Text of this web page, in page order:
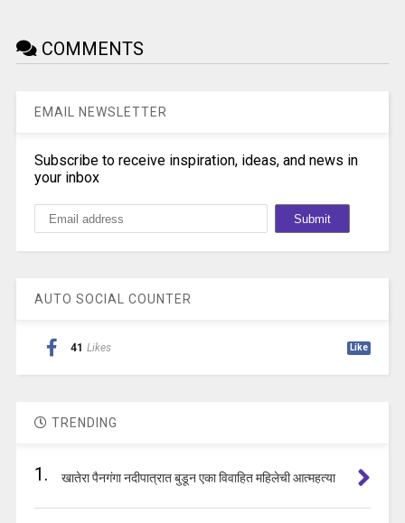
COMMENTS
EMAIL NEWSLETTER
Subscribe to receive inspiration, ideas, and news in
your inbox
AUTO SOCIAL COUNTER
41 Likes Like
TRENDING
1. खातेरा पैनगंगा नदीपात्रात बुडून एका विवाहित महिलेची आत्महत्या